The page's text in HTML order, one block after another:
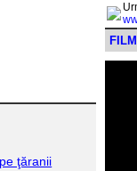
ţăranii